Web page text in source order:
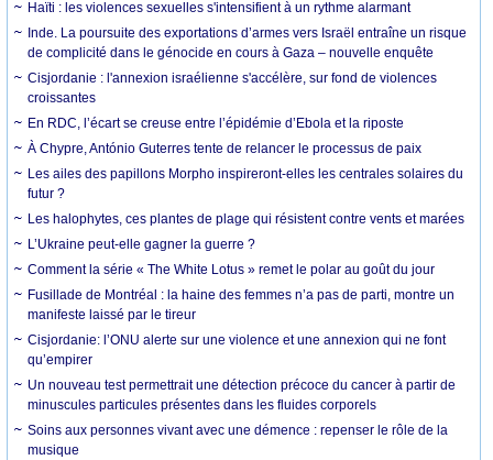
Haïti : les violences sexuelles s'intensifient à un rythme alarmant
Inde. La poursuite des exportations d’armes vers Israël entraîne un risque
de complicité dans le génocide en cours à Gaza – nouvelle enquête
Cisjordanie : l'annexion israélienne s'accélère, sur fond de violences
croissantes
En RDC, l’écart se creuse entre l’épidémie d’Ebola et la riposte
À Chypre, António Guterres tente de relancer le processus de paix
Les ailes des papillons Morpho inspireront-elles les centrales solaires du
futur ?
Les halophytes, ces plantes de plage qui résistent contre vents et marées
L’Ukraine peut-elle gagner la guerre ?
Comment la série « The White Lotus » remet le polar au goût du jour
Fusillade de Montréal : la haine des femmes n’a pas de parti, montre un
manifeste laissé par le tireur
Cisjordanie: l’ONU alerte sur une violence et une annexion qui ne font
qu’empirer
Un nouveau test permettrait une détection précoce du cancer à partir de
minuscules particules présentes dans les fluides corporels
Soins aux personnes vivant avec une démence : repenser le rôle de la
musique